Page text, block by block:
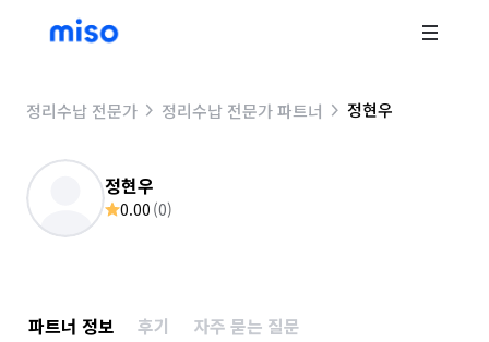
정리수납 전문가 정리수납 전문가 파트너 정현우
정현우
0.00 (0)
파트너 정보 후기 자주 묻는 질문